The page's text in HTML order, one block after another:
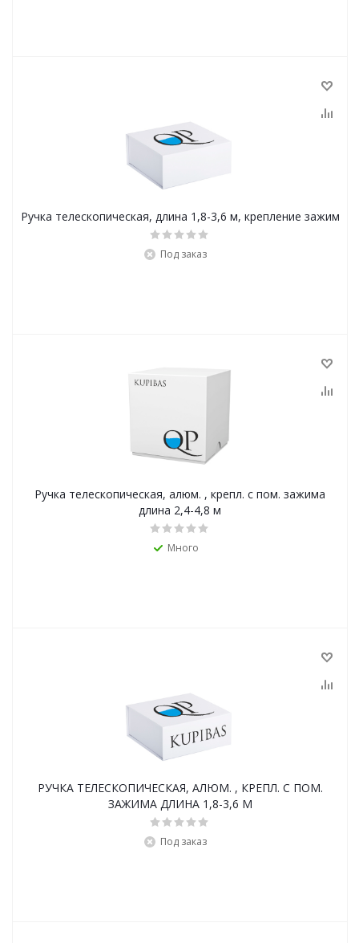
Ручка телескопическая, длина 1,8-3,6 м, крепление зажим
Под заказ
Ручка телескопическая, алюм. , крепл. с пом. зажима
длина 2,4-4,8 м
Много
РУЧКА ТЕЛЕСКОПИЧЕСКАЯ, АЛЮМ. , КРЕПЛ. С ПОМ.
ЗАЖИМА ДЛИНА 1,8-3,6 М
Под заказ